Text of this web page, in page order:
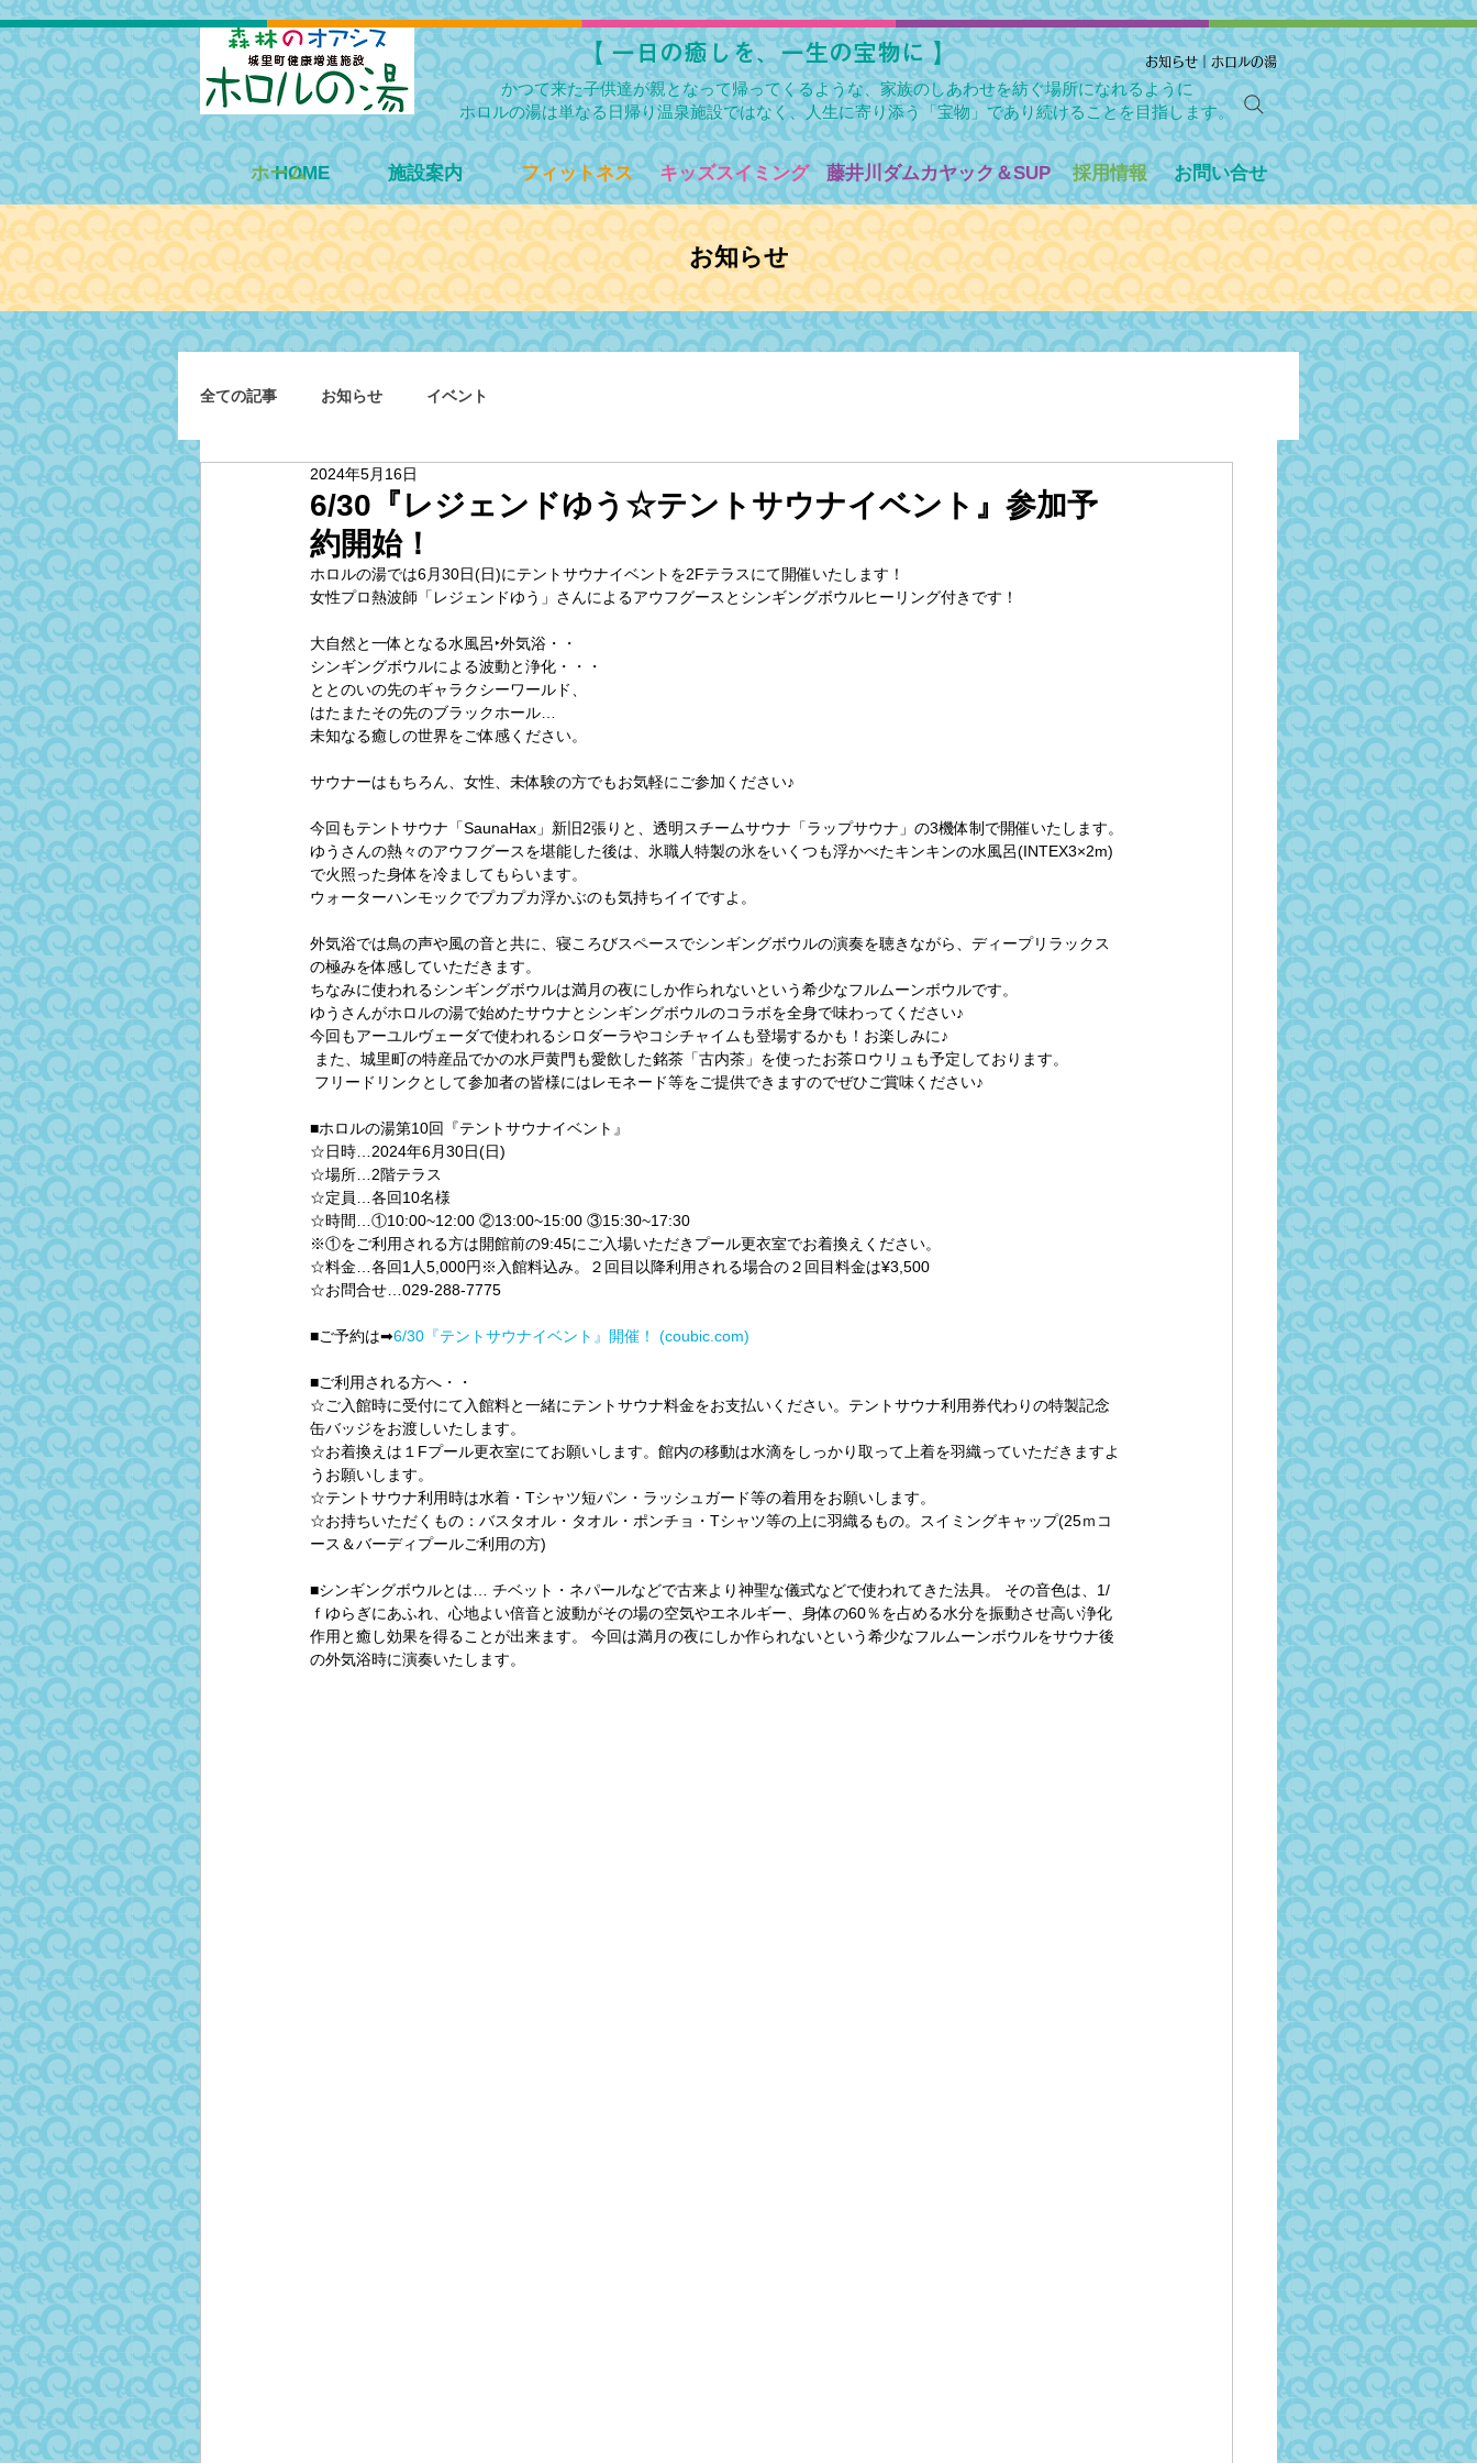
​【 一日の癒しを、一生の宝物に 】
かつて来た子供達が親となって帰ってくるような、家族のしあわせを紡ぐ場所になれるように
ホロルの湯は単なる日帰り温泉施設ではなく、人生に寄り添う「宝物」であり続けることを目指します。
HOME 施設案内
ホーム キッズスイミング
フィットネス 藤井川ダムカヤック＆SUP 採用情報 お問い合せ
お知らせ｜ホロルの湯
お知らせ
全ての記事 お知らせ イベント
6/30『レジェンドゆう☆テントサウナイベント』参加予
約開始！
2024年5月16日
ホロルの湯では6月30日(日)にテントサウナイベントを2Fテラスにて開催いたします！
女性プロ熱波師「レジェンドゆう」さんによるアウフグースとシンギングボウルヒーリング付きです！
大自然と一体となる水風呂‣外気浴・・
シンギングボウルによる波動と浄化・・・
ととのいの先のギャラクシーワールド、
はたまたその先のブラックホール…
未知なる癒しの世界をご体感ください。
サウナーはもちろん、女性、未体験の方でもお気軽にご参加ください♪
今回もテントサウナ「SaunaHax」新旧2張りと、透明スチームサウナ「ラップサウナ」の3機体制で開催いたします。
ゆうさんの熱々のアウフグースを堪能した後は、氷職人特製の氷をいくつも浮かべたキンキンの水風呂(INTEX3×2m)
で火照った身体を冷ましてもらいます。
ウォーターハンモックでプカプカ浮かぶのも気持ちイイですよ。
外気浴では鳥の声や風の音と共に、寝ころびスペースでシンギングボウルの演奏を聴きながら、ディープリラックス
の極みを体感していただきます。
ちなみに使われるシンギングボウルは満月の夜にしか作られないという希少なフルムーンボウルです。
ゆうさんがホロルの湯で始めたサウナとシンギングボウルのコラボを全身で味わってください♪
今回もアーユルヴェーダで使われるシロダーラやコシチャイムも登場するかも！お楽しみに♪
また、城里町の特産品でかの水戸黄門も愛飲した銘茶「古内茶」を使ったお茶ロウリュも予定しております。
フリードリンクとして参加者の皆様にはレモネード等をご提供できますのでぜひご賞味ください♪
■ホロルの湯第10回『テントサウナイベント』
☆日時…2024年6月30日(日)
☆場所…2階テラス
☆定員…各回10名様
☆時間…①10:00~12:00 ②13:00~15:00 ③15:30~17:30
※①をご利用される方は開館前の9:45にご入場いただきプール更衣室でお着換えください。
☆料金…各回1人5,000円※入館料込み。２回目以降利用される場合の２回目料金は¥3,500
☆お問合せ…029-288-7775
■ご予約は➡6/30『テントサウナイベント』開催！ (coubic.com)
■ご利用される方へ・・
☆ご入館時に受付にて入館料と一緒にテントサウナ料金をお支払いください。テントサウナ利用券代わりの特製記念
缶バッジをお渡しいたします。
☆お着換えは１Fプール更衣室にてお願いします。館内の移動は水滴をしっかり取って上着を羽織っていただきますよ
うお願いします。
☆テントサウナ利用時は水着・Tシャツ短パン・ラッシュガード等の着用をお願いします。
☆お持ちいただくもの：バスタオル・タオル・ポンチョ・Tシャツ等の上に羽織るもの。スイミングキャップ(25ｍコ
ース＆バーディプールご利用の方)
■シンギングボウルとは… チベット・ネパールなどで古来より神聖な儀式などで使われてきた法具。 その音色は、1/
ｆゆらぎにあふれ、心地よい倍音と波動がその場の空気やエネルギー、身体の60％を占める水分を振動させ高い浄化
作用と癒し効果を得ることが出来ます。 今回は満月の夜にしか作られないという希少なフルムーンボウルをサウナ後
の外気浴時に演奏いたします。